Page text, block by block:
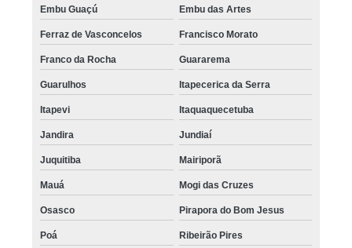
Embu Guaçú Embu das Artes
Ferraz de Vasconcelos Francisco Morato
Franco da Rocha Guararema
Guarulhos Itapecerica da Serra
Itapevi Itaquaquecetuba
Jandira Jundiaí
Juquitiba Mairiporã
Mauá Mogi das Cruzes
Osasco Pirapora do Bom Jesus
Poá Ribeirão Pires